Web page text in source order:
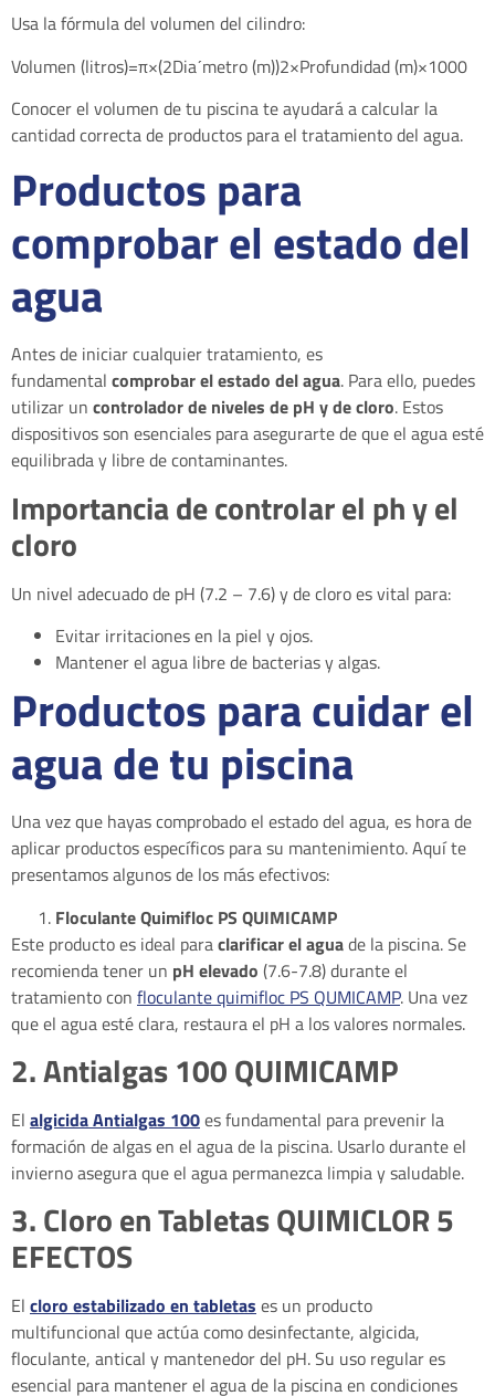
Usa la fórmula del volumen del cilindro:
Volumen (litros)=π×(2Diaˊmetro (m))2×Profundidad (m)×1000
Conocer el volumen de tu piscina te ayudará a calcular la
cantidad correcta de productos para el tratamiento del agua.
Productos para
comprobar el estado del
agua
Antes de iniciar cualquier tratamiento, es
fundamental comprobar el estado del agua. Para ello, puedes
utilizar un controlador de niveles de pH y de cloro. Estos
dispositivos son esenciales para asegurarte de que el agua esté
equilibrada y libre de contaminantes.
Importancia de controlar el ph y el
cloro
Un nivel adecuado de pH (7.2 – 7.6) y de cloro es vital para:
Evitar irritaciones en la piel y ojos.
Mantener el agua libre de bacterias y algas.
Productos para cuidar el
agua de tu piscina
Una vez que hayas comprobado el estado del agua, es hora de
aplicar productos específicos para su mantenimiento. Aquí te
presentamos algunos de los más efectivos:
Floculante Quimifloc PS QUIMICAMP
Este producto es ideal paraclarificar el aguade la piscina. Se
recomienda tener un pH elevado (7.6-7.8) durante el
tratamiento con floculante quimifloc PS QUMICAMP. Una vez
que el agua esté clara, restaura el pH a los valores normales.
2. Antialgas 100 QUIMICAMP
El algicida Antialgas 100es fundamental para prevenir la
formación de algas en el agua de la piscina. Usarlo durante el
invierno asegura que el agua permanezca limpia y saludable.
3. Cloro en Tabletas QUIMICLOR 5
EFECTOS
El cloro estabilizado en tabletas es un producto
multifuncional que actúa como desinfectante, algicida,
floculante, antical y mantenedor del pH. Su uso regular es
esencial para mantener el agua de la piscina en condiciones